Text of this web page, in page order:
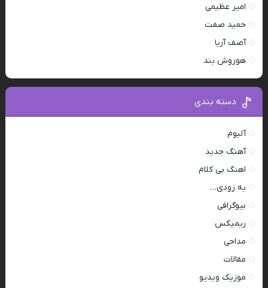
امیر عظیمی
حمید صفت
آصف آریا
هوروش بند
دسته بندی
آلبوم
آهنگ جدید
اهنگ بی کلام
به زودی…
بیوگرافی
ریمیکس
مداحی
مقالات
موزیک ویدیو